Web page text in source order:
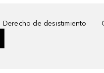
Derecho de desistimiento